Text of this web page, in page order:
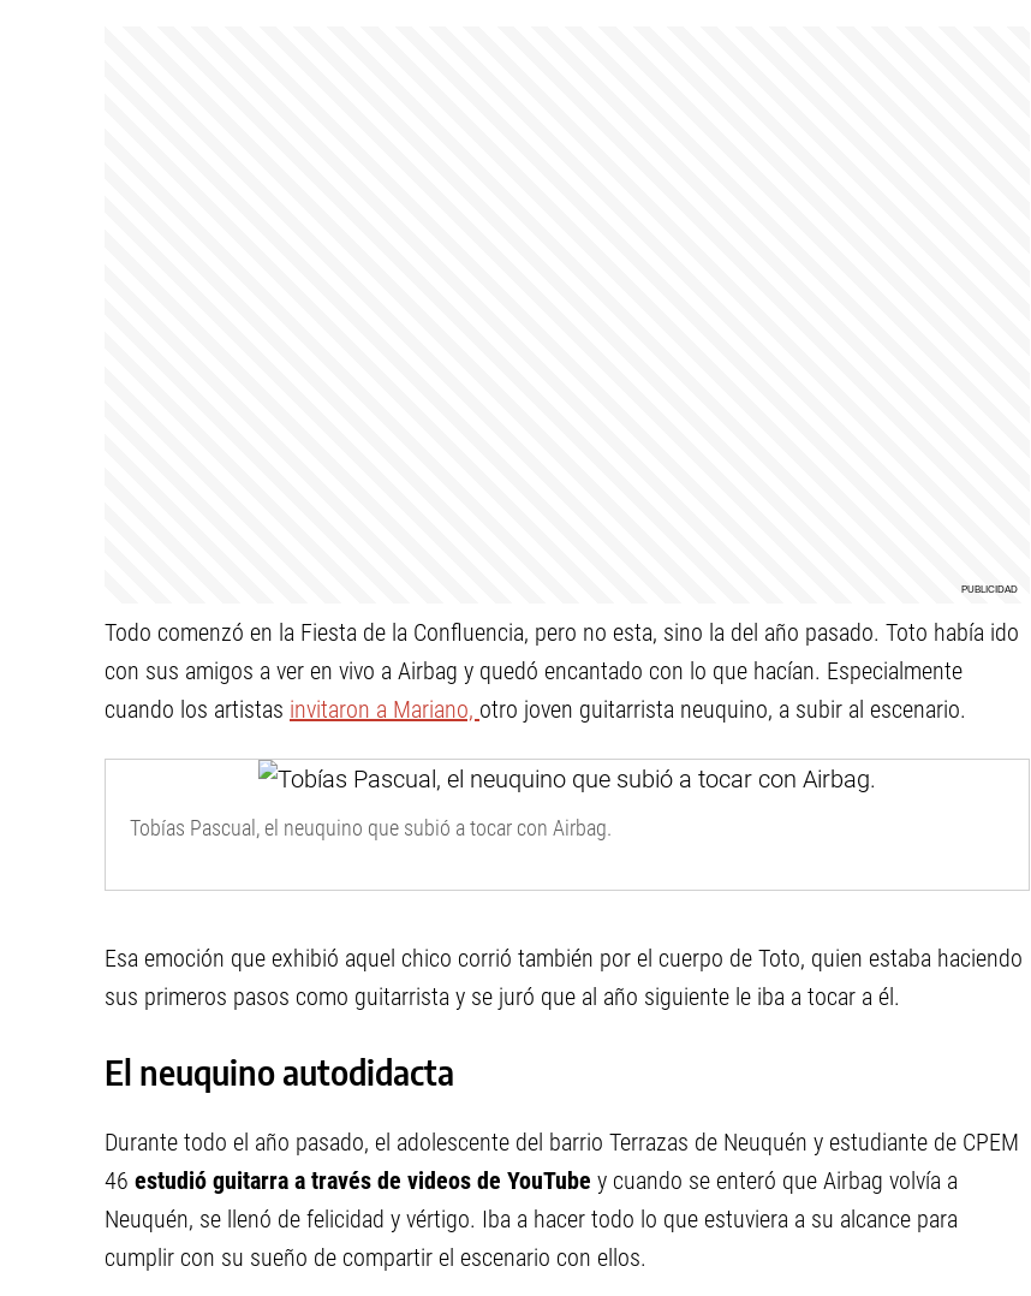
Todo comenzó en la Fiesta de la Confluencia, pero no esta, sino la del año pasado. Toto había ido
con sus amigos a ver en vivo a Airbag y quedó encantado con lo que hacían. Especialmente
cuando los artistas invitaron a Mariano, otro joven guitarrista neuquino, a subir al escenario.
Tobías Pascual, el neuquino que subió a tocar con Airbag.
Esa emoción que exhibió aquel chico corrió también por el cuerpo de Toto, quien estaba haciendo
sus primeros pasos como guitarrista y se juró que al año siguiente le iba a tocar a él.
El neuquino autodidacta
Durante todo el año pasado, el adolescente del barrio Terrazas de Neuquén y estudiante de CPEM
46 estudió guitarra a través de videos de YouTube y cuando se enteró que Airbag volvía a
Neuquén, se llenó de felicidad y vértigo. Iba a hacer todo lo que estuviera a su alcance para
cumplir con su sueño de compartir el escenario con ellos.